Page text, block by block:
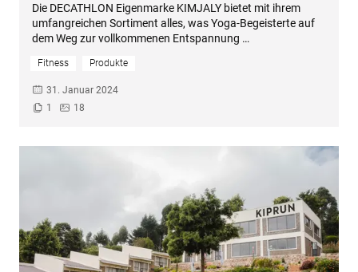
Die DECATHLON Eigenmarke KIMJALY bietet mit ihrem
umfangreichen Sortiment alles, was Yoga-Begeisterte auf
dem Weg zur vollkommenen Entspannung …
Fitness Produkte
31. Januar 2024
1
18